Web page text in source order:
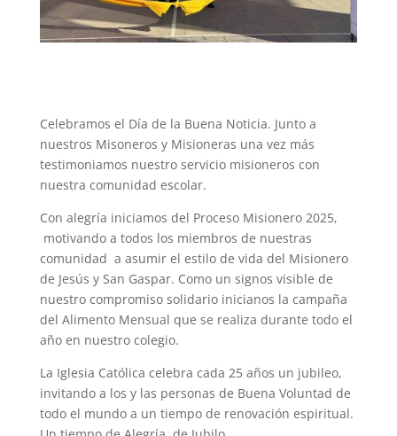
Celebramos el Día de la Buena Noticia. Junto a
nuestros Misoneros y Misioneras una vez más
testimoniamos nuestro servicio misioneros con
nuestra comunidad escolar.
Con alegría iniciamos del Proceso Misionero 2025,
motivando a todos los miembros de nuestras
comunidad a asumir el estilo de vida del Misionero
de Jesús y San Gaspar. Como un signos visible de
nuestro compromiso solidario inicianos la campaña
del Alimento Mensual que se realiza durante todo el
año en nuestro colegio.
La Iglesia Católica celebra cada 25 años un jubileo,
invitando a los y las personas de Buena Voluntad de
todo el mundo a un tiempo de renovación espiritual.